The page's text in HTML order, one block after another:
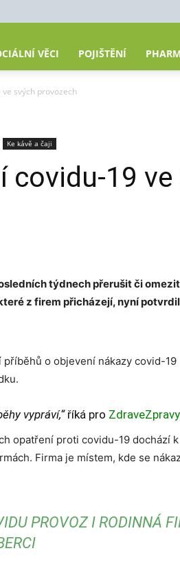
VĚCI POJIŠTĚNÍ
svých provozech
Ke kávě a čaji
covidu-19
týdnech přerušit či
z firem přicházejí, nyní
příběhů o objevení nákazy covid-19
vypráví,“říká pro
opatření proti covidu-19 dochází k
Firma je místem, kde se
PROVOZ I RODINNÁ